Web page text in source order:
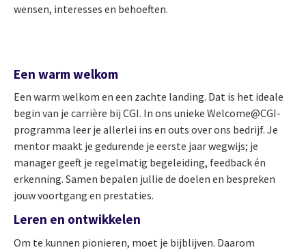
wensen, interesses en behoeften.
Een warm welkom
Een warm welkom en een zachte landing. Dat is het ideale
begin van je carrière bij CGI. In ons unieke Welcome@CGI-
programma leer je allerlei ins en outs over ons bedrijf. Je
mentor maakt je gedurende je eerste jaar wegwijs; je
manager geeft je regelmatig begeleiding, feedback én
erkenning. Samen bepalen jullie de doelen en bespreken
jouw voortgang en prestaties.
Leren en ontwikkelen
Om te kunnen pionieren, moet je bijblijven. Daarom